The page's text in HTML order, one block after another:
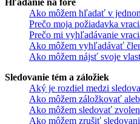
Hľadanie na fóre
Ako môžem hľadať v
Prečo moja požiadavka
Prečo mi vyhľadávanie
Ako môžem vyhľadávať
Ako môžem nájsť svoje
Sledovanie tém a záložiek
Aký je rozdiel medzi
Ako môžem záložkovať
Ako môžem sledovať
Ako môžem zrušiť